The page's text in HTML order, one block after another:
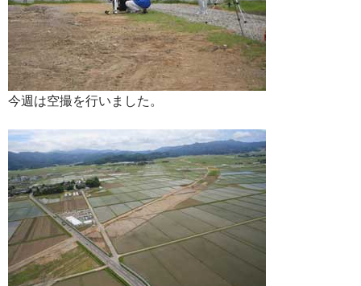
今週は空撮を行いました。